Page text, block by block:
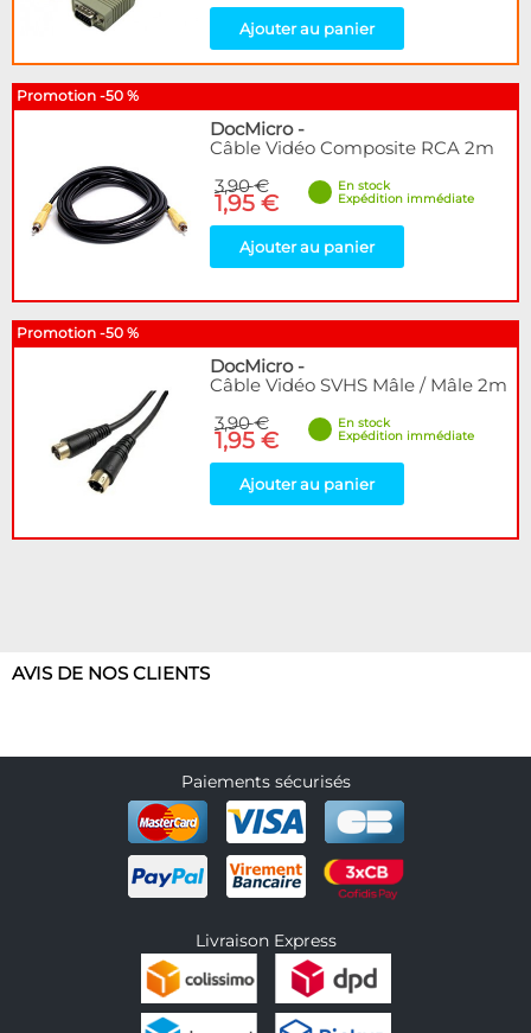
Ajouter au panier
Promotion -50 %
DocMicro-
Câble Vidéo Composite RCA 2m
3,90 €
1,95 €
En stock
Expédition immédiate
Ajouter au panier
Promotion -50 %
DocMicro-
Câble Vidéo SVHS Mâle / Mâle 2m
3,90 €
1,95 €
En stock
Expédition immédiate
Ajouter au panier
AVIS DE NOS CLIENTS
Paiements sécurisés
Livraison Express